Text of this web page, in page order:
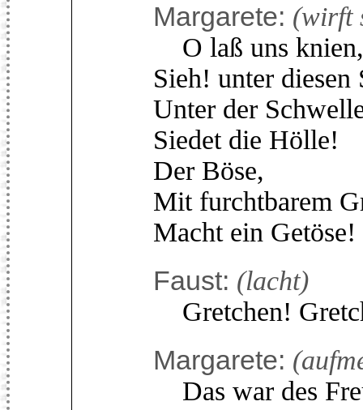
Margarete: (wirft
O laß uns
Sieh! unter diesen
Unter der
Siedet die Hölle!
Der Böse,
Mit furchtbarem
Macht ein Getöse!
Faust: (lacht)
Gretchen!
Margarete:
Das war des